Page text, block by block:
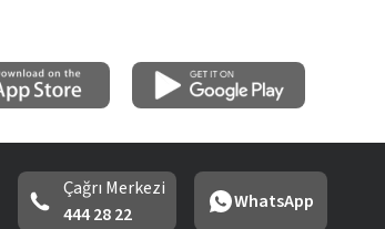
Çağrı Merkezi
444 28 22
WhatsApp